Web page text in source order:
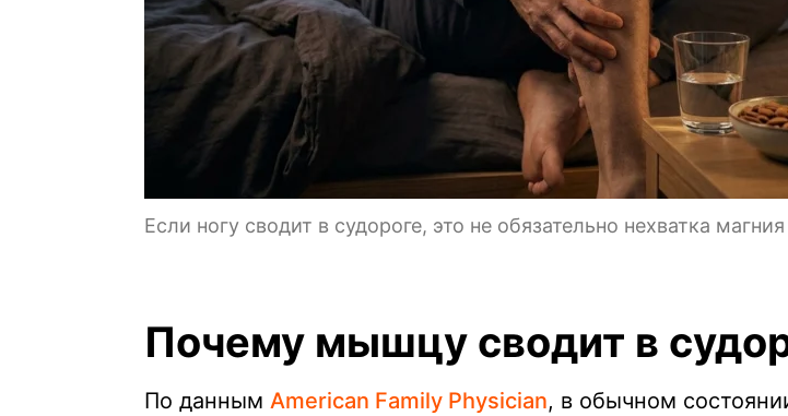
Если ногу сводит в судороге, это не обязательно нехватка магния
Почему мышцу сводит в
По данным American Family Physician, в обычном